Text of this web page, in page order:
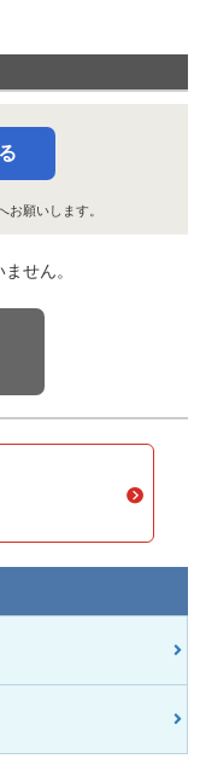
お願いします。
せん。